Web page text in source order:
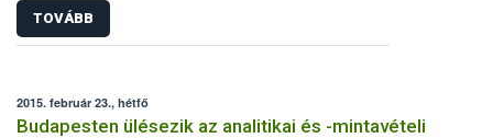
TOVÁBB
2015. február 23., hétfő
Budapesten ülésezik az analitikai és -mintavételi